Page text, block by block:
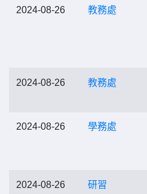
2024-08-26 教務處
2024-08-26 教務處
2024-08-26 學務處
2024-08-26 研習